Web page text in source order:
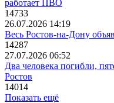
работает ПВО
14733
26.07.2026 14:19
Весь Ростов-на-Дону
14287
27.07.2026 06:52
Два человека погибли,
Ростов
14014
Показать ещё